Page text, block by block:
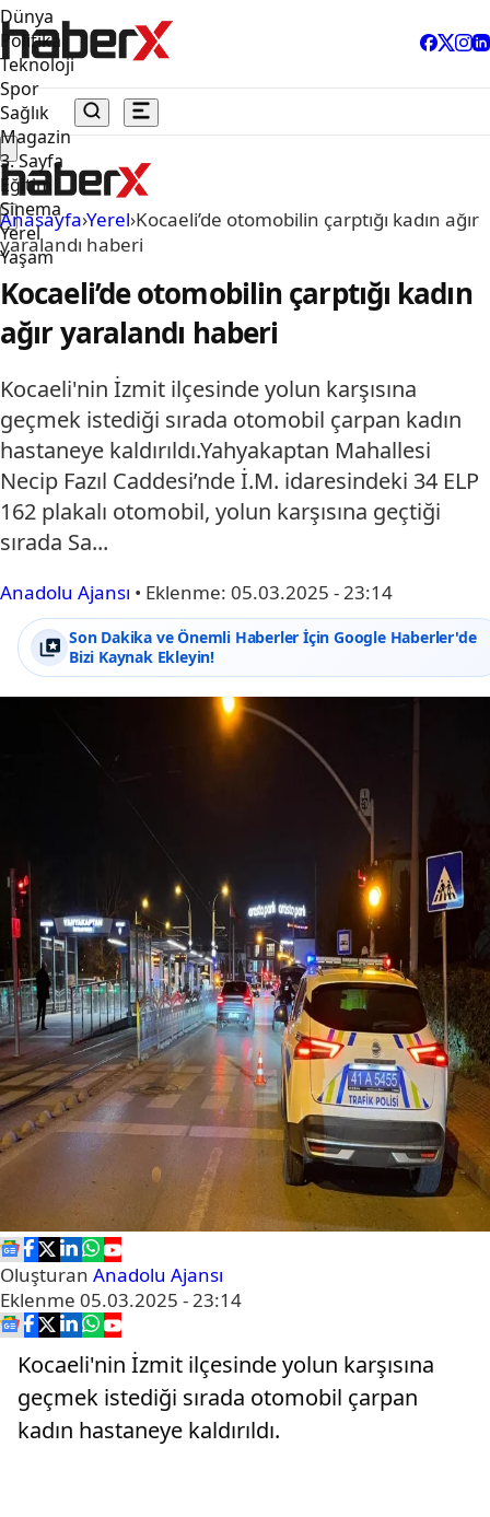
Dünya
Politika
Teknoloji
Spor
Sağlık
Magazin
3. Sayfa
Eğitim
Sinema
Yerel
Yaşam
Anasayfa›Yerel›Kocaeli’de otomobilin çarptığı kadın ağır
yaralandı haberi
Kocaeli’de otomobilin çarptığı kadın
ağır yaralandı haberi
Kocaeli'nin İzmit ilçesinde yolun karşısına
geçmek istediği sırada otomobil çarpan kadın
hastaneye kaldırıldı.Yahyakaptan Mahallesi
Necip Fazıl Caddesi’nde İ.M. idaresindeki 34 ELP
162 plakalı otomobil, yolun karşısına geçtiği
sırada Sa...
Anadolu Ajansı • Eklenme: 05.03.2025 - 23:14
Son Dakika ve Önemli Haberler İçin Google Haberler'de
Bizi Kaynak Ekleyin!
Oluşturan Anadolu Ajansı
Eklenme 05.03.2025 - 23:14
Kocaeli'nin İzmit ilçesinde yolun karşısına
geçmek istediği sırada otomobil çarpan
kadın hastaneye kaldırıldı.